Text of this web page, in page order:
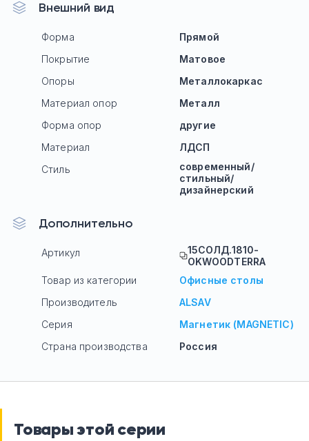
Внешний вид
Форма
Прямой
Покрытие
Матовое
Опоры
Mеталлокаркас
Материал опор
Металл
Форма опор
другие
Материал
ЛДСП
Стиль
современный/
стильный/
дизайнерский
Дополнительно
Артикул
15СОЛД.1810-
OKWOODTERRA
Товар из категории
Офисные столы
Производитель
ALSAV
Серия
Магнетик (MAGNETIC)
Страна производства
Россия
Товары этой серии